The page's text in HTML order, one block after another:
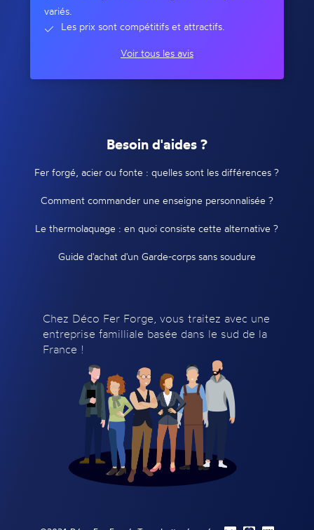
variés.
Les prix sont compétitifs et attractifs.
Voir tous les avis
Besoin d'aides ?
Fer forgé, acier ou fonte : quelles sont les différences ?
Comment commander une enseigne personnalisée ?
Le thermolaquage : en quoi consiste cette alternative ?
Guide d'achat d'un Garde-corps sans soudure
Chez Déco Fer Forge, vous traitez avec une
entreprise familliale basée dans le sud de la
France !